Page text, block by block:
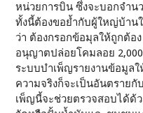
หน่วยการบิน ซึ่งจะบอกจำน
ทั้งนี้ต้องขอย้ำกับผู้ใหญ่บ้า
ว่า ต้องกรอกข้อมุลให้ถูกต้อ
อนุญาตปล่อยโคมลอย
ระบบบำเพ็ญรายงานข้อมูล
ความจริงก็จะเป็นอันตราย
เพ็ญนี้จะช่วยตรวจสอบได้ด้